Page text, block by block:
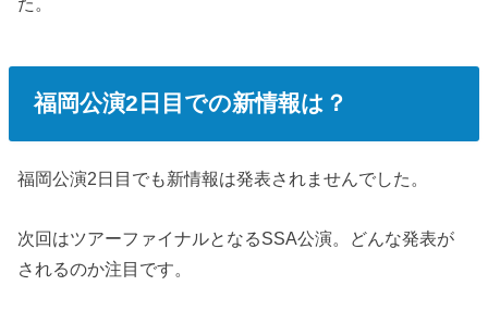
福岡公演2日目での新情報は？
福岡公演2日目でも新情報は発表されませんでした。
次回はツアーファイナルとなるSSA公演。どんな発表が
されるのか注目です。